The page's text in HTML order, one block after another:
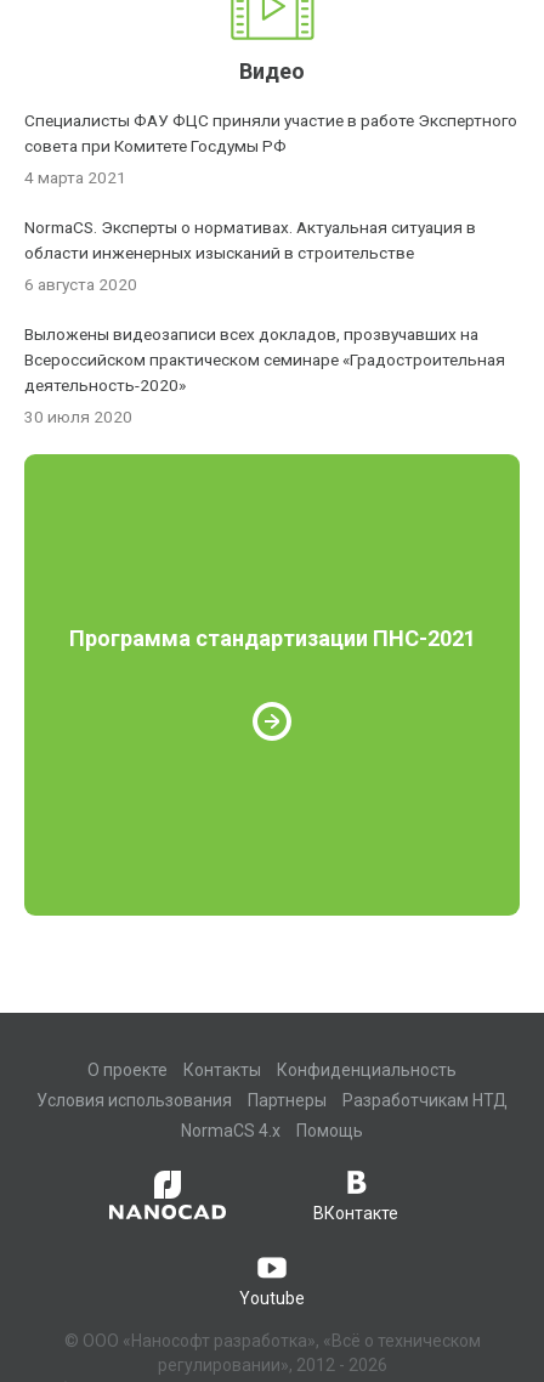
Видео
Специалисты ФАУ ФЦС приняли участие в работе Экспертного
совета при Комитете Госдумы РФ
4 марта 2021
NormaCS. Эксперты о нормативах. Актуальная ситуация в
области инженерных изысканий в строительстве
6 августа 2020
Выложены видеозаписи всех докладов, прозвучавших на
Всероссийском практическом семинаре «Градостроительная
деятельность-2020»
30 июля 2020
Программа стандартизации ПНС-2021
О проекте Контакты
Конфиденциальность
Условия использования
Партнеры
Разработчикам НТД
NormaCS 4.x
Помощь
ВКонтакте
Youtube
© ООО «Нанософт разработка», «Всё о техническом
регулировании», 2012 - 2026